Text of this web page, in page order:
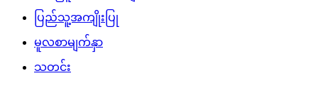
ပြည်သူ့အကျိုးပြု
မူလစာမျက်နှာ
သတင်း